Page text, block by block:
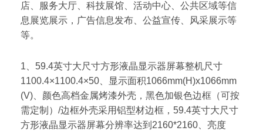
店、服务大厅、科技展馆、活动中心、公共区域等信
息展览展示，广告信息发布、公益宣传、风采展示等
等。
1、59.4英寸大尺寸方形液晶显示器屏幕整机尺寸
1100.4×1100.4×50、显示面积1066mm(H)x1066mm
(V)、颜色高档金属烤漆外壳，黑色加银色边框（可按
需定制）/边框外壳采用铝型材边框，59.4英寸大尺寸
方形液晶显示器屏幕分辨率达到2160*2160、亮度